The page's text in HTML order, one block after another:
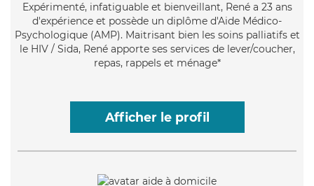
Expérimenté, infatiguable et bienveillant, René a 23 ans
d'expérience et possède un diplôme d'Aide Médico-
Psychologique (AMP). Maitrisant bien les soins palliatifs et
le HIV / Sida, René apporte ses services de lever/coucher,
repas, rappels et ménage*
Afficher le profil